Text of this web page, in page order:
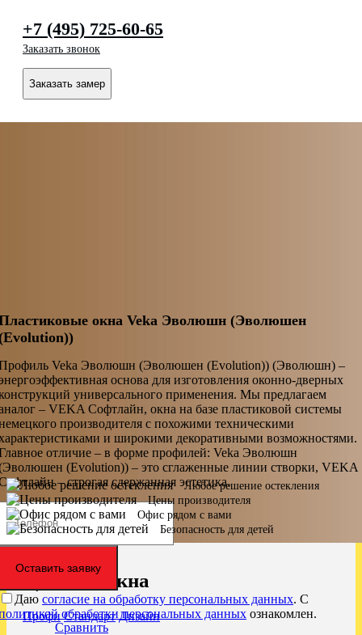
+7 (495) 725-60-65
Заказать звонок
Заказать замер
окна Veka Эволюшн (Эволюшен
Veka Эволюшн (Эволюшен (Evolution)) (Эволюшн) –
основа для изготовления оконно-дверных
универсального применения. Мы предлагаем
– VEKA Софтлайн, окна на базе пластиковой системы
производителя с похожими техническими
и широкими декоративными возможностями.
отличие – в форме профилей: Veka Эволюшн
(Evolution)) – это сглаженные линии створки, VEKA
– строгая сдержанная эстетика.
Оставить заявку
Даю согласие на обработку персональных данных. С
обработки персональных данных ознакомлен.
Любое решение остекления
Цены производителя
Офис рядом с вами
Безопасность для детей
Цены на окна
Профи Стандарт Дизайн
Сравнить